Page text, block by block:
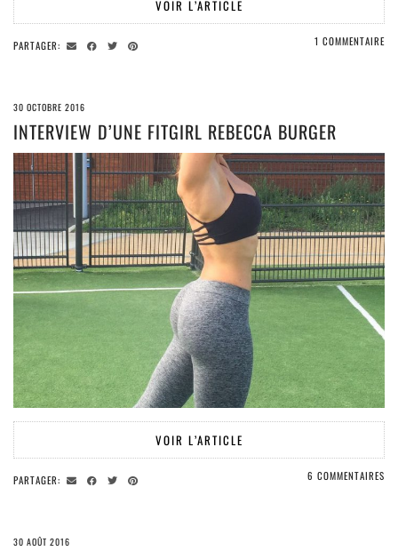
VOIR L’ARTICLE
PARTAGER: 1 COMMENTAIRE
30 OCTOBRE 2016
INTERVIEW D’UNE FITGIRL REBECCA BURGER
VOIR L’ARTICLE
PARTAGER: 6 COMMENTAIRES
30 AOÛT 2016